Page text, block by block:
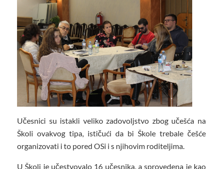
Učesnici su istakli veliko zadovoljstvo zbog učešća na
Školi ovakvog tipa, ističući da bi Škole trebale češće
organizovati i to pored OSi i s njihovim roditeljima.
U Školi je učestvovalo 16 učesnika, a sprovedena je kao